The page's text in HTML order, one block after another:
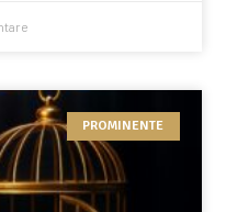
PROMINENTE